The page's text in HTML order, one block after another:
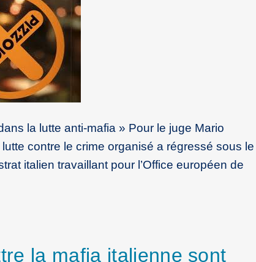
la lutte anti-mafia » Pour le juge Mario
contre le crime organisé a régressé sous le
italien travaillant pour l’Office européen de
la mafia italienne sont